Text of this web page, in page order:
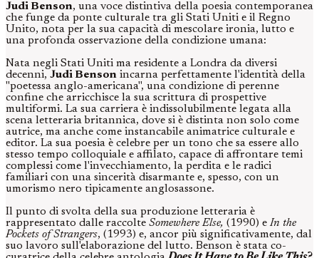
Judi Benson, una voce distintiva della poesia contemporanea
che funge da ponte culturale tra gli Stati Uniti e il Regno
Unito, nota per la sua capacità di mescolare ironia, lutto e
una profonda osservazione della condizione umana:
Nata negli Stati Uniti ma residente a Londra da diversi
decenni, Judi Benson incarna perfettamente l'identità della
"poetessa anglo-americana", una condizione di perenne
confine che arricchisce la sua scrittura di prospettive
multiformi. La sua carriera è indissolubilmente legata alla
scena letteraria britannica, dove si è distinta non solo come
autrice, ma anche come instancabile animatrice culturale e
editor. La sua poesia è celebre per un tono che sa essere allo
stesso tempo colloquiale e affilato, capace di affrontare temi
complessi come l'invecchiamento, la perdita e le radici
familiari con una sincerità disarmante e, spesso, con un
umorismo nero tipicamente anglosassone.
Il punto di svolta della sua produzione letteraria è
rappresentato dalle raccolte Somewhere Else, (1990) e In the
Pockets of Strangers, (1993) e, ancor più significativamente, dal
suo lavoro sull'elaborazione del lutto. Benson è stata co-